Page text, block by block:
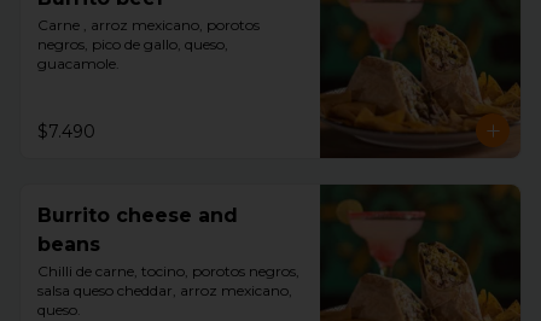
Carne , arroz mexicano, porotos
negros, pico de gallo, queso,
guacamole.
$7.490
Burrito cheese and
beans
Chilli de carne, tocino, porotos negros,
salsa queso cheddar, arroz mexicano,
queso.